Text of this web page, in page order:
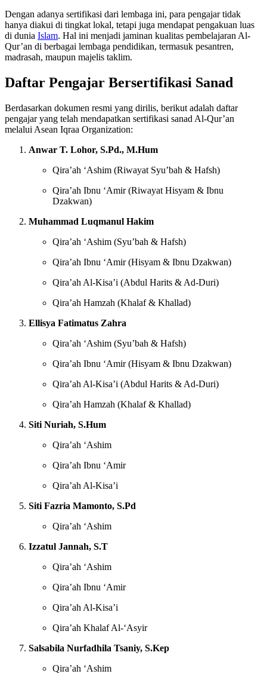
Dengan adanya sertifikasi dari lembaga ini, para pengajar tidak
hanya diakui di tingkat lokal, tetapi juga mendapat pengakuan luas
di dunia Islam. Hal ini menjadi jaminan kualitas pembelajaran Al-
Qur’an di berbagai lembaga pendidikan, termasuk pesantren,
madrasah, maupun majelis taklim.
Daftar Pengajar Bersertifikasi Sanad
Berdasarkan dokumen resmi yang dirilis, berikut adalah daftar
pengajar yang telah mendapatkan sertifikasi sanad Al-Qur’an
melalui Asean Iqraa Organization:
Anwar T. Lohor, S.Pd., M.Hum
Qira’ah ‘Ashim (Riwayat Syu’bah & Hafsh)
Qira’ah Ibnu ‘Amir (Riwayat Hisyam & Ibnu
Dzakwan)
Muhammad Luqmanul Hakim
Qira’ah ‘Ashim (Syu’bah & Hafsh)
Qira’ah Ibnu ‘Amir (Hisyam & Ibnu Dzakwan)
Qira’ah Al-Kisa’i (Abdul Harits & Ad-Duri)
Qira’ah Hamzah (Khalaf & Khallad)
Ellisya Fatimatus Zahra
Qira’ah ‘Ashim (Syu’bah & Hafsh)
Qira’ah Ibnu ‘Amir (Hisyam & Ibnu Dzakwan)
Qira’ah Al-Kisa’i (Abdul Harits & Ad-Duri)
Qira’ah Hamzah (Khalaf & Khallad)
Siti Nuriah, S.Hum
Qira’ah ‘Ashim
Qira’ah Ibnu ‘Amir
Qira’ah Al-Kisa’i
Siti Fazria Mamonto, S.Pd
Qira’ah ‘Ashim
Izzatul Jannah, S.T
Qira’ah ‘Ashim
Qira’ah Ibnu ‘Amir
Qira’ah Al-Kisa’i
Qira’ah Khalaf Al-‘Asyir
Salsabila Nurfadhila Tsaniy, S.Kep
Qira’ah ‘Ashim